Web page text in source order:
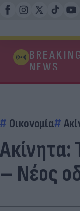
BREAKING
NEWS
Οικονομία
Ακίνητα:
– Νέος